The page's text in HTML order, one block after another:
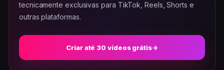
tecnicamente exclusivas para TikTok, Reels, Shorts e
outras plataformas.
Criar até 30 vídeos grátis→